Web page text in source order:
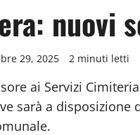
nuovi
29, 2025 2 minuti letti
ai Servizi
sarà a